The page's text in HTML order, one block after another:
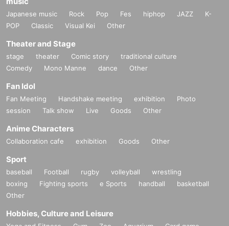
Japanese music Rock Pop Fes hiphop JAZZ
K-
POP
Classic Visual Kei Other
Theater and Stage
stage theater Comic story
traditional culture
Comedy
Mono Manne dance Other
Fan Idol
Fan Meeting Handshake meeting exhibition
Photo
session
Talk show Live Goods Other
Anime Characters
Collaboration cafe exhibition Goods Other
Sport
baseball Football rugby volleyball
wrestling
boxing
Fighting sports e Sports handball
basketball
Other
Hobbies, Culture and Leisure